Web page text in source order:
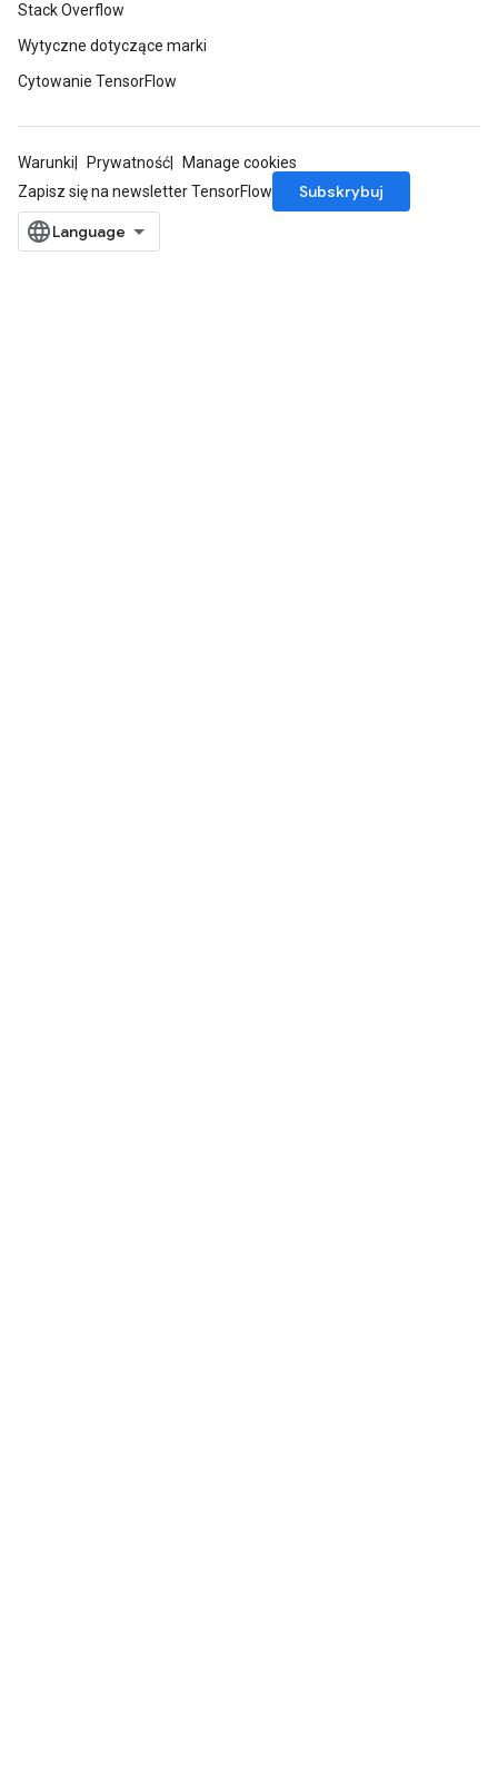
Stack Overflow
Wytyczne dotyczące marki
Cytowanie TensorFlow
Warunki Prywatność
Manage cookies
Zapisz się na newsletter TensorFlow
Subskrybuj